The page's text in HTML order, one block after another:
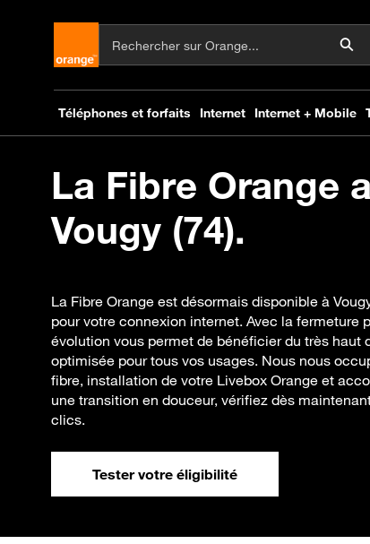
La Fibre Orange
Vougy (74).
La Fibre Orange est désormais disponible à
pour votre connexion internet. Avec la fermeture
évolution vous permet de bénéficier du très haut
optimisée pour tous vos usages. Nous nous
fibre, installation de votre Livebox Orange et
une transition en douceur, vérifiez dès
clics.
Tester votre éligibilité